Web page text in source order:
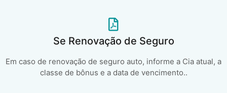
Se Renovação de Seguro
Em caso de renovação de seguro auto, informe a Cia atual, a
classe de bônus e a data de vencimento..